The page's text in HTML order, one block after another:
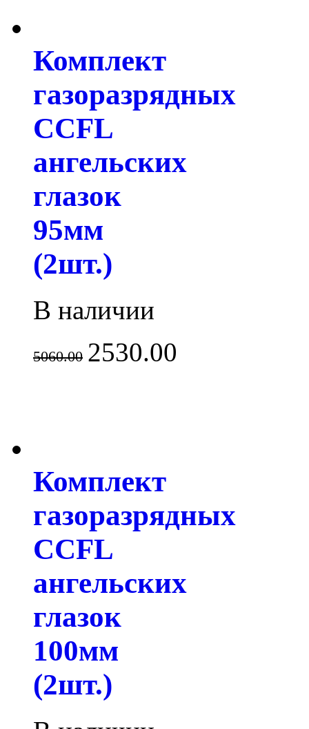
Комплект
газоразрядных
CCFL
ангельских
глазок
95мм
(2шт.)
В наличии
5060.00 2530.00
Комплект
газоразрядных
CCFL
ангельских
глазок
100мм
(2шт.)